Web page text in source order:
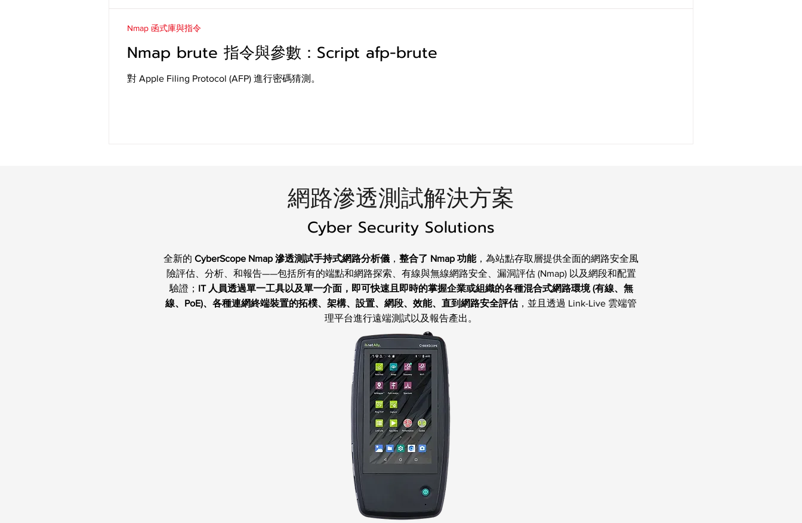
Nmap brute 指令與參數：Script afp-brute
對 Apple Filing Protocol (AFP) 進行密碼猜測。
Nmap 函式庫與指令
網路滲透測試解決方案
Cyber Security Solutions
全新的 CyberScope Nmap 滲透測試手持式網路分析儀 ， 整合了 Nmap 功能，為站點存取層提供全面的網路安全風
險評估、分析、和報告——包括所有的端點和網路探索、有線與無線網路安全、漏洞評估 (Nmap) 以及網段和配置
驗證； IT 人員透過單一工具以及單一介面，即可快速且即時的掌握企業或組織的各種混合式網路環境 (有線、無
線、PoE)、各種連網終端裝置的拓樸、架構、設置、網段、效能、直到網路安全評估，並且透過 Link-Live 雲端管
理平台進行遠端測試以及報告產出。